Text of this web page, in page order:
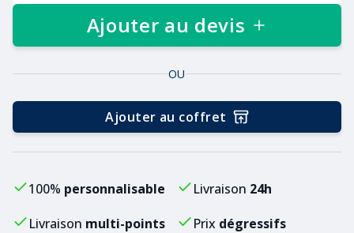
Ajouter au devis
OU
Ajouter au coffret
100% personnalisable Livraison 24h
Livraison multi-points Prix dégressifs